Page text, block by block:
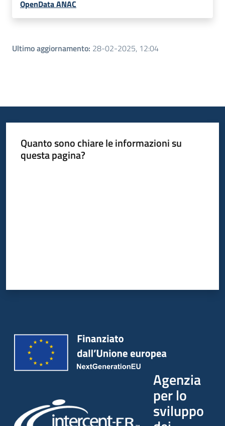
OpenData ANAC
Ultimo aggiornamento: 28-02-2025, 12:04
Quanto sono chiare le informazioni su
questa pagina?
Agenzia
per lo
sviluppo